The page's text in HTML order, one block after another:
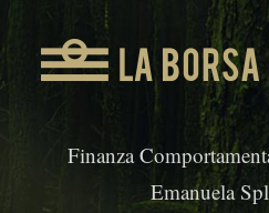
Finanza
Emanuela